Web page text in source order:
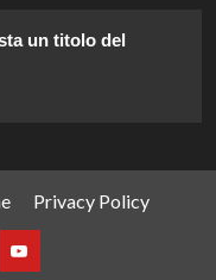
un titolo del
Privacy Policy
YouTube